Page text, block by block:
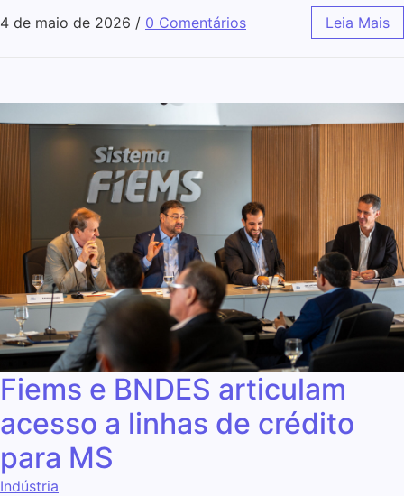
4 de maio de 2026 / 0 Comentários Leia Mais
Fiems e BNDES articulam
acesso a linhas de crédito
para MS
Indústria